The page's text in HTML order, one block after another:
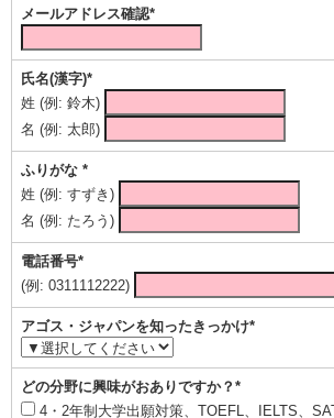
メールアドレス確認*
氏名(漢字)*
姓 (例: 鈴木)
名 (例: 太郎)
ふりがな *
姓 (例: すずき)
名 (例: たろう)
電話番号*
(例: 0311112222)
アゴス・ジャパンを知ったきっかけ*
どの分野に興味がおありですか？*
4・2年制大学出願対策、TOEFL、IELTS、